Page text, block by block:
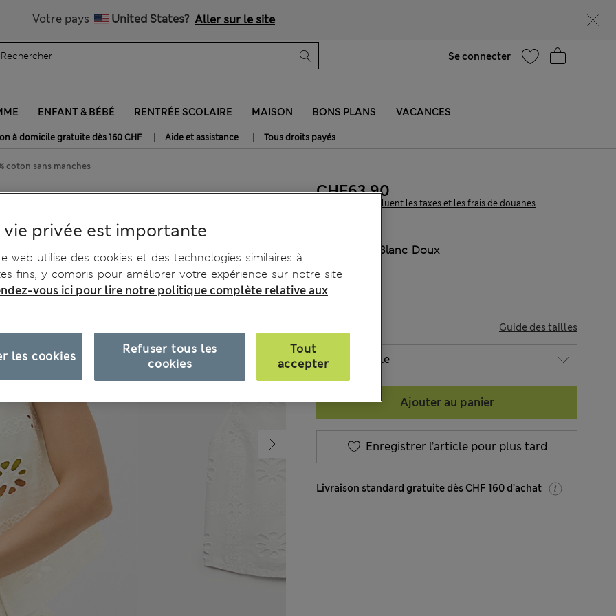
Votre pays United States? Aller sur le site
Se connecter
ENFANT & BÉBÉ RENTRÉE SCOLAIRE MAISON BONS PLANS VACANCES
à domicile gratuite dès 160 CHF | Aide et assistance | Tous droits payés
coton sans manches
CHF63.90
Tous les prix incluent les taxes et les frais de douanes
Blanc Doux
Guide des tailles
Ajouter au panier
Enregistrer l’article pour plus tard
Livraison standard gratuite dès CHF 160 d'achat
vie privée est importante
web utilise des cookies et des technologies similaires à
fins, y compris pour améliorer votre expérience sur notre site
vous ici pour lire notre politique complète relative aux
Refuser tous les
cookies
Tout
accepter
les cookies